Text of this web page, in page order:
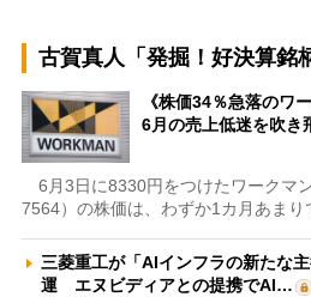
古賀真人「発掘！好決算銘
《株価34％急落のワ
6月の売上低迷を吹
6月3日に8330円をつけたワークマ
7564）の株価は、わずか1カ月あま
三菱重工が「AIインフラの新たな
運 エヌビディアとの提携でAI…